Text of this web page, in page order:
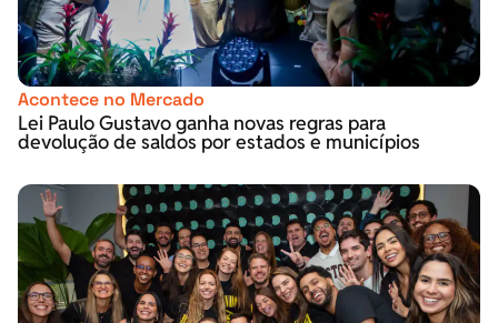
Acontece no Mercado
Lei Paulo Gustavo ganha novas regras para
devolução de saldos por estados e municípios